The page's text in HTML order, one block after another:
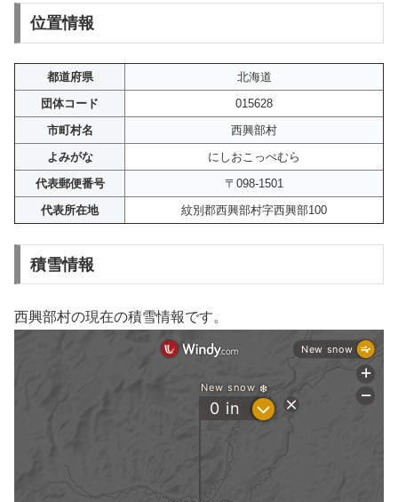
位置情報
都道府県
北海道
団体コード
015628
市町村名
西興部村
よみがな
にしおこっぺむら
代表郵便番号
〒098-1501
代表所在地
紋別郡西興部村字西興部100
積雪情報
西興部村の現在の積雪情報です。